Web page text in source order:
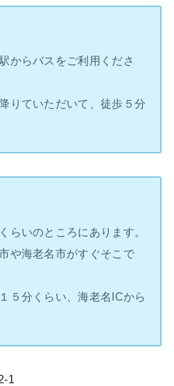
からバスをご利用くださ
りていただいて、徒歩５分
らいのところにあります。
や海老名市がすぐそこで
５分くらい、海老名ICから
1